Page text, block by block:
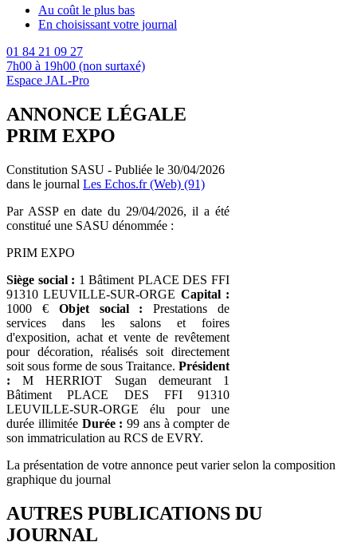
Au coût le plus bas
En choisissant votre journal
01 84 21 09 27
7h00 à 19h00 (non surtaxé)
Espace JAL-Pro
ANNONCE LÉGALE
PRIM EXPO
Constitution SASU - Publiée le 30/04/2026
dans le journal Les Echos.fr (Web) (91)
Par ASSP en date du 29/04/2026, il a été
constitué une SASU dénommée :
PRIM EXPO
Siège social : 1 Bâtiment PLACE DES FFI
91310 LEUVILLE-SUR-ORGE Capital :
1000 € Objet social : Prestations de
services dans les salons et foires
d'exposition, achat et vente de revêtement
pour décoration, réalisés soit directement
soit sous forme de sous Traitance. Président
: M HERRIOT Sugan demeurant 1
Bâtiment PLACE DES FFI 91310
LEUVILLE-SUR-ORGE élu pour une
durée illimitée Durée : 99 ans à compter de
son immatriculation au RCS de EVRY.
La présentation de votre annonce peut varier selon la composition
graphique du journal
AUTRES PUBLICATIONS DU
JOURNAL